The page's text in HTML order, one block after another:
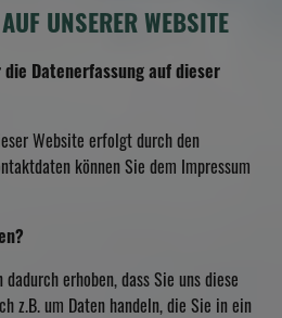
UNSERER WEBSITE
Datenerfassung auf dieser
Website erfolgt durch den
können Sie dem Impressum
dadurch erhoben, dass Sie uns diese
z.B. um Daten handeln, die Sie in ein